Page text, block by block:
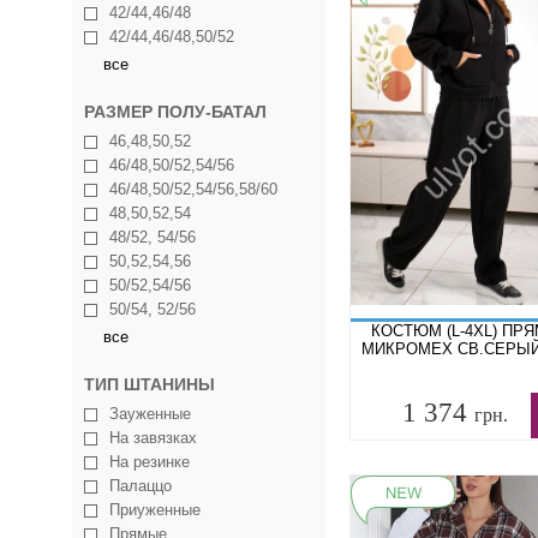
42/44,46/48
42/44,46/48,50/52
все
РАЗМЕР ПОЛУ-БАТАЛ
46,48,50,52
46/48,50/52,54/56
46/48,50/52,54/56,58/60
48,50,52,54
48/52, 54/56
50,52,54,56
50/52,54/56
50/54, 52/56
все
ТИП ШТАНИНЫ
Зауженные
На завязках
На резинке
Палаццо
Приуженные
Прямые
КОСТЮМ (L-4XL)
МИКРОМЕХ СВ.СЕРЫЙ
1 374грн.